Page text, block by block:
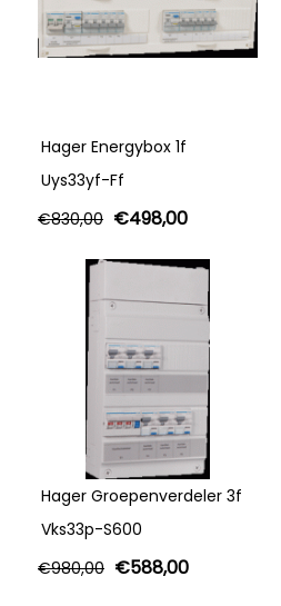
Hager Energybox 1f
Uys33yf-Ff
€830,00 €498,00
Hager Groepenverdeler 3f
Vks33p-S600
€980,00 €588,00